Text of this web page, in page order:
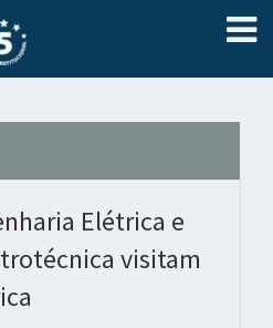
Elétrica e
visitam